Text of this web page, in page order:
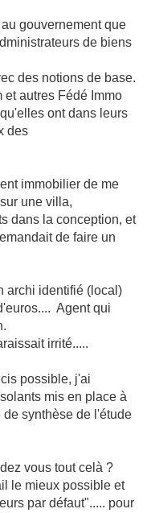
gouvernement que
de biens
des notions de base.
autres Fédé Immo
ont dans leurs
des
immobilier de me
une villa,
dans la conception, et
de faire un
archi identifié (local)
Agent qui
irrité.....
possible, j'ai
mis en place à
de synthèse de l'étude
vous tout celà ?
le mieux possible et
par défaut"..... pour